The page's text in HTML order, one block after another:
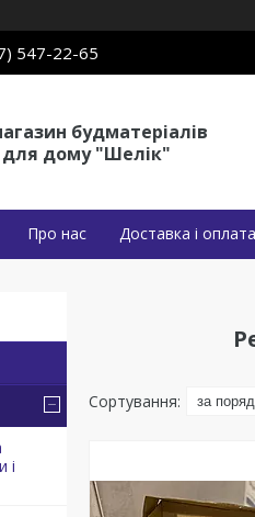
547-22-65
будматеріалів
для дому "Шелік"
Про нас Доставка і оплата
і